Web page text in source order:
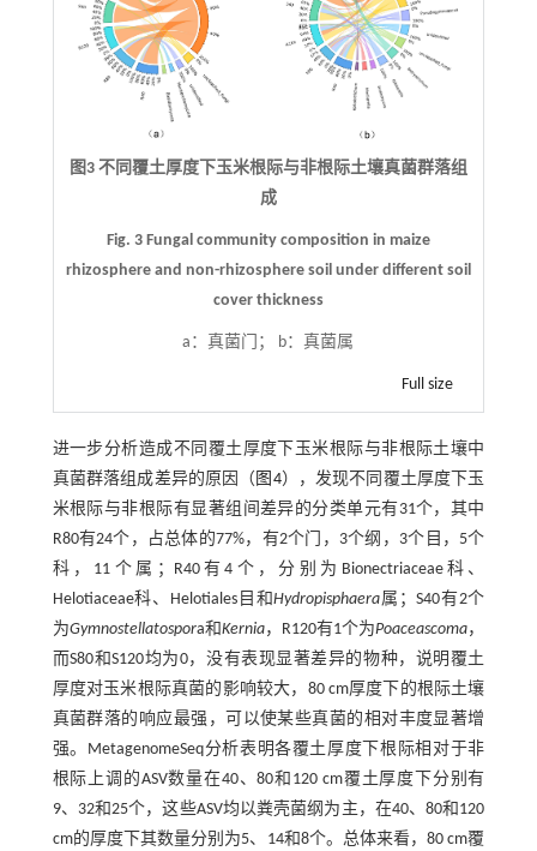
图3 不同覆土厚度下玉米根际与非根际土壤真菌群落组
成
Fig. 3 Fungal community composition in maize
rhizosphere and non-rhizosphere soil under different soil
cover thickness
a：真菌门； b：真菌属
Full size
进一步分析造成不同覆土厚度下玉米根际与非根际土壤中
真菌群落组成差异的原因（ 图4），发现不同覆土厚度下玉
米根际与非根际有显著组间差异的分类单元有31个，其中
R80有24个，占总体的77%，有2个门，3个纲，3个目，5个
科，11个属；R40有4个，分别为Bionectriaceae科、
Helotiaceae科、Helotiales目和Hydropisphaera属；S40有2个
为Gymnostellatospora和Kernia，R120有1个为Poaceascoma，
而S80和S120均为0，没有表现显著差异的物种，说明覆土
厚度对玉米根际真菌的影响较大，80 cm厚度下的根际土壤
真菌群落的响应最强，可以使某些真菌的相对丰度显著增
强。MetagenomeSeq分析表明各覆土厚度下根际相对于非
根际上调的ASV数量在40、80和120 cm覆土厚度下分别有
9、32和25个，这些ASV均以粪壳菌纲为主，在40、80和120
cm的厚度下其数量分别为5、14和8个。总体来看，80 cm覆